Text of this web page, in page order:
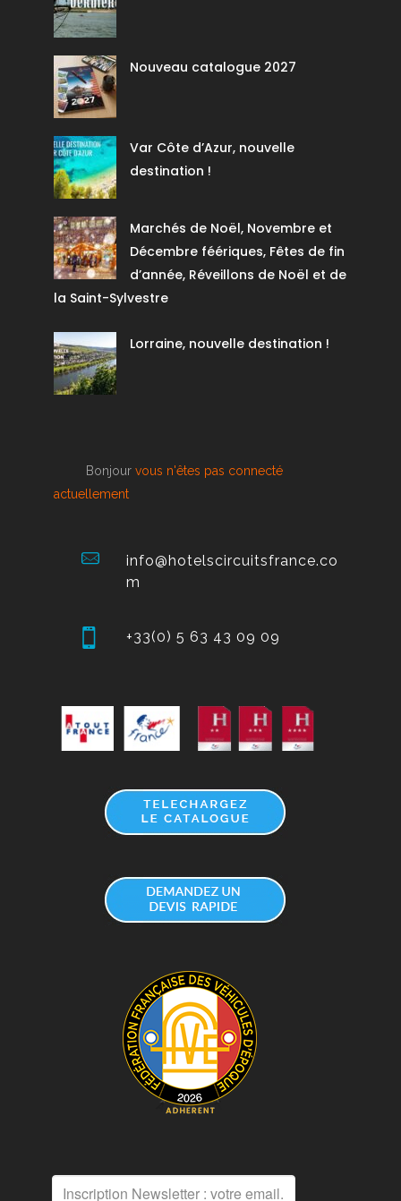
Nouveau catalogue 2027
Var Côte d’Azur, nouvelle
destination !
Marchés de Noël, Novembre et
Décembre féériques, Fêtes de fin
d’année, Réveillons de Noël et de
la Saint-Sylvestre
Lorraine, nouvelle destination !
Bonjour vous n'êtes pas connecté
actuellement
info@hotelscircuitsfrance.co
m
+33(0) 5 63 43 09 09